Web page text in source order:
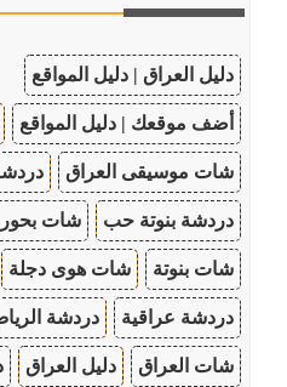
دليل العراق | دليل المواقع
أضف موقعك | دليل المواقع
شات موسيقى العراق
دردشة بنوتة حب شات
شات بنوتة شات هوى دجلة
دردشة عراقية دردشة
شات العراق دليل العراق